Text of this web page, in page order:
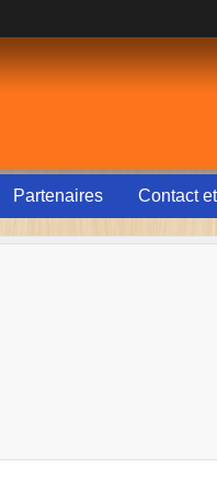
Partenaires Contact